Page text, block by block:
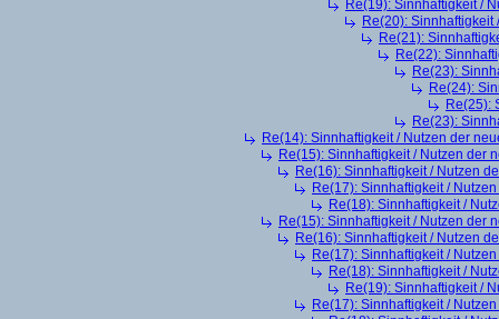
Re(19): Sinnhaftigkeit /
Re(20): Sinnhaftigkeit
Re(21):
Re(22):
Re(23):
Re(24):
Re(25):
Re(23):
Re(14): Sinnhaftigkeit / Nutzen der
Re(15): Sinnhaftigkeit / Nutzen der
Re(16): Sinnhaftigkeit / Nutzen
Re(17): Sinnhaftigkeit /
Re(18): Sinnhaftigkeit /
Re(15): Sinnhaftigkeit / Nutzen der
Re(16): Sinnhaftigkeit / Nutzen
Re(17): Sinnhaftigkeit /
Re(18): Sinnhaftigkeit /
Re(19): Sinnhaftigkeit /
Re(17): Sinnhaftigkeit /